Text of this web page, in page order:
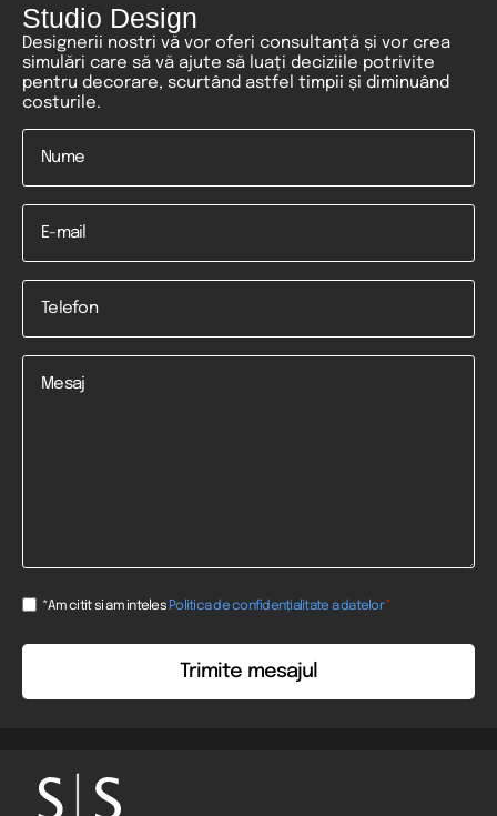
Studio Design
Designerii nostri vă vor oferi consultanță și vor crea
simulări care să vă ajute să luați deciziile potrivite
pentru decorare, scurtând astfel timpii și diminuând
costurile.
Nume
Email
Telefon
Mesaj
Consent
*Am citit si am inteles Politica de confidențialitate a datelor*